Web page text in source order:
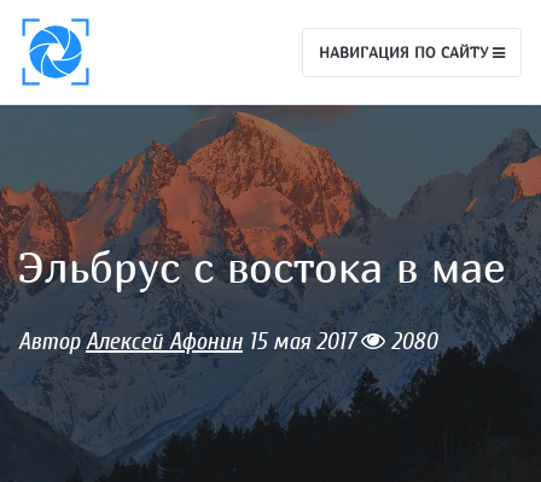
НАВИГАЦИЯ ПО САЙТУ
Эльбрус с востока в мае
АвторАлексей Афонин 15 мая 2017 2080